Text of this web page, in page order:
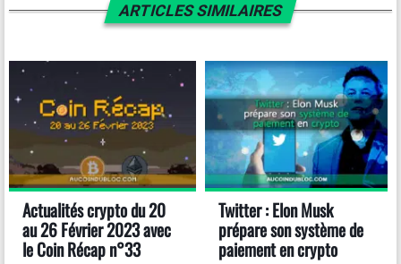
ARTICLES SIMILAIRES
Actualités crypto du 20
au 26 Février 2023 avec
le Coin Récap n°33
Twitter : Elon Musk
prépare son système de
paiement en crypto